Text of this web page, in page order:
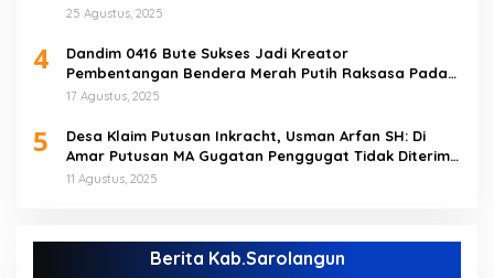
25 Agustus, 2025
4
Dandim 0416 Bute Sukses Jadi Kreator
Pembentangan Bendera Merah Putih Raksasa Pada
Peringatan HUT RI ke 80 di Tebo
17 Agustus, 2025
5
Desa Klaim Putusan Inkracht, Usman Arfan SH: Di
Amar Putusan MA Gugatan Penggugat Tidak Diterima
(NO)
11 Agustus, 2025
Berita Kab.Sarolangun